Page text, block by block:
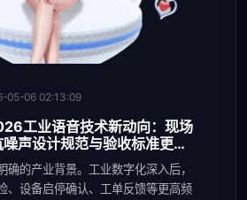
05-06 02:13:09
工业语音技术新动向：现场
声设计规范与验收标准更新
确的产业背景。工业数字化深入后，
、设备启停确认、工单反馈等更高频